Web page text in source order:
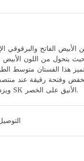
الأبيض الفاتح والبرقوقي
حيث يتحول من اللون الأبيض
هذا الفستان متوسط
وفتحة رقيقة عند
ويزدان بشعار SK الأنيق على الخصر.